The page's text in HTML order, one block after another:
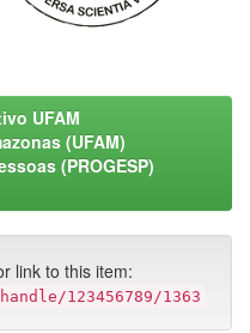
UFAM
(UFAM)
(PROGESP)
link to this item:
123456789/1363